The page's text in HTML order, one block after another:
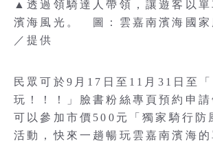
▲透過領騎達人帶領，讓遊客以單
濱海風光。 圖：雲嘉南濱海國家
／提供
民眾可於9月17日至11月31日至
玩！！！」臉書粉絲專頁預約申
可以參加市價500元「獨家騎行防
活動，快來一趟暢玩雲嘉南濱海的